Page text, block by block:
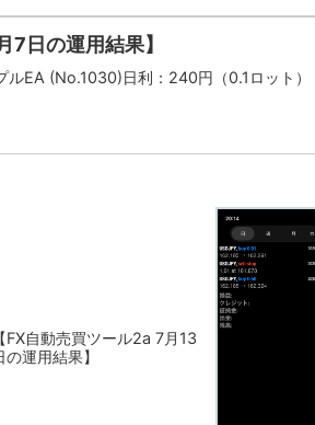
日の運用結果】
EA (No.1030)日利：240円（0.1ロット）
【FX自動売買ツール2a 7月13
の運用結果】